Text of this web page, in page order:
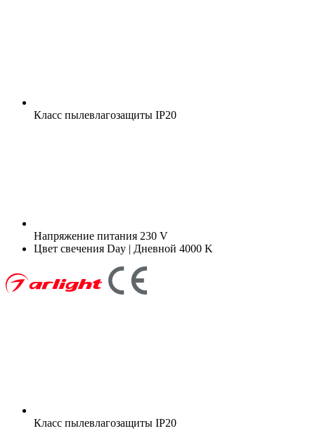
Класс пылевлагозащиты IP20
Напряжение питания 230 V
Цвет свечения Day | Дневной 4000 K
Класс пылевлагозащиты IP20